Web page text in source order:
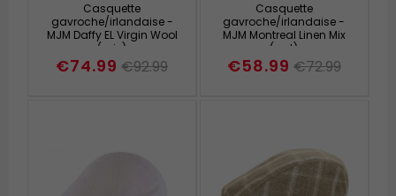
Casquette
gavroche/irlandaise -
MJM Daffy EL Virgin Wool
(gris)
€74.99 €92.99
Casquette
gavroche/irlandaise -
MJM Montreal Linen Mix
(vert)
€58.99 €72.99